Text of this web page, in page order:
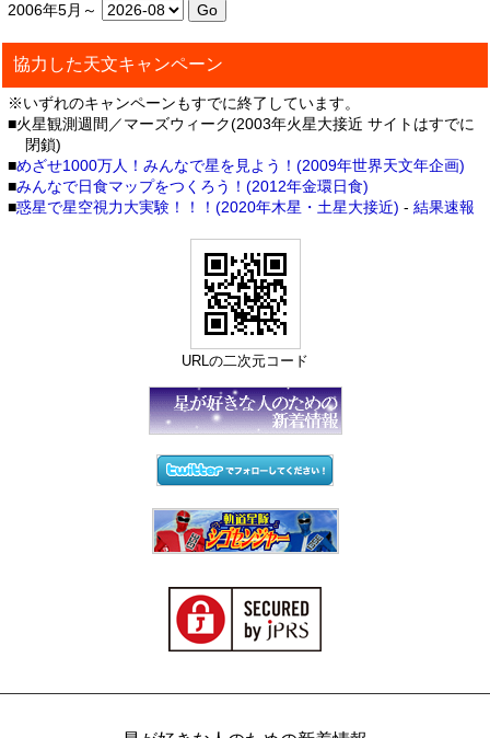
2006年5月～
協力した天文キャンペーン
※いずれのキャンペーンもすでに終了しています。
■火星観測週間／マーズウィーク(2003年火星大接近 サイトはすでに
閉鎖)
■めざせ1000万人！みんなで星を見よう！(2009年世界天文年企画)
■みんなで日食マップをつくろう！(2012年金環日食)
■惑星で星空視力大実験！！！(2020年木星・土星大接近) - 結果速報
URLの二次元コード